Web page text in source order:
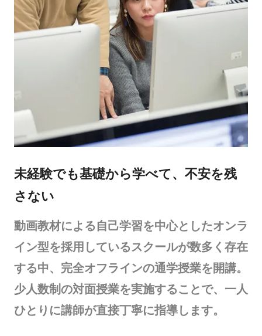
未経験でも基礎から学べて、不安を残
さない
動画教材による自己学習を中心としたオンラ
イン型を採用しているスクールが数多く存在
する中、完全オフラインの通学授業を開講。
少人数制の対面授業を実施することで、一人
ひとりに講師が直接丁寧に指導します。